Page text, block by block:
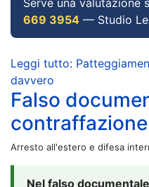
669 3954 — Studio
Leggi tutto:
davvero
Falso
Arresto all'estero e difesa
Nel falso